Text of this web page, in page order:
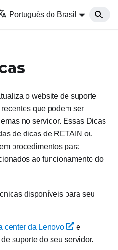
Português do Brasil
o website de suporte
que podem ser
no servidor. Essas Dicas
de dicas de RETAIN ou
procedimentos para
ao funcionamento do
disponíveis para seu
center da Lenovo
e
suporte do seu servidor.